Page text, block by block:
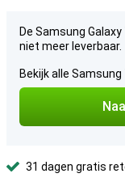
De Samsung Galaxy
niet meer leverbaar.
Bekijk alle
31 dagen gratis